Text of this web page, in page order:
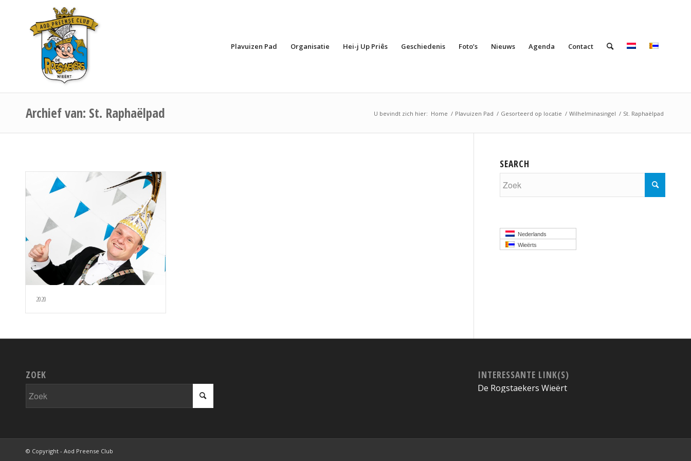
Plavuizen Pad Organisatie Hei-j Up Priês Geschiedenis Foto’s Nieuws Agenda Contact
Archief van: St. Raphaëlpad U bevindt zich hier: Home / Plavuizen Pad / Gesorteerd op locatie / Wilhelminasingel / St. Raphaëlpad
2020
SEARCH
Nederlands
Wieërts
ZOEK INTERESSANTE LINK(S)
De Rogstaekers Wieërt
© Copyright - Aod Preense Club